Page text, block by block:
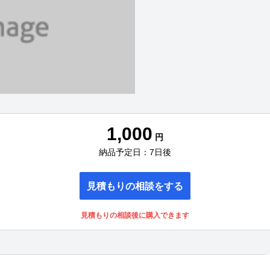
1,000 円
納品予定日：7日後
見積もりの相談をする
見積もりの相談後に購入できます